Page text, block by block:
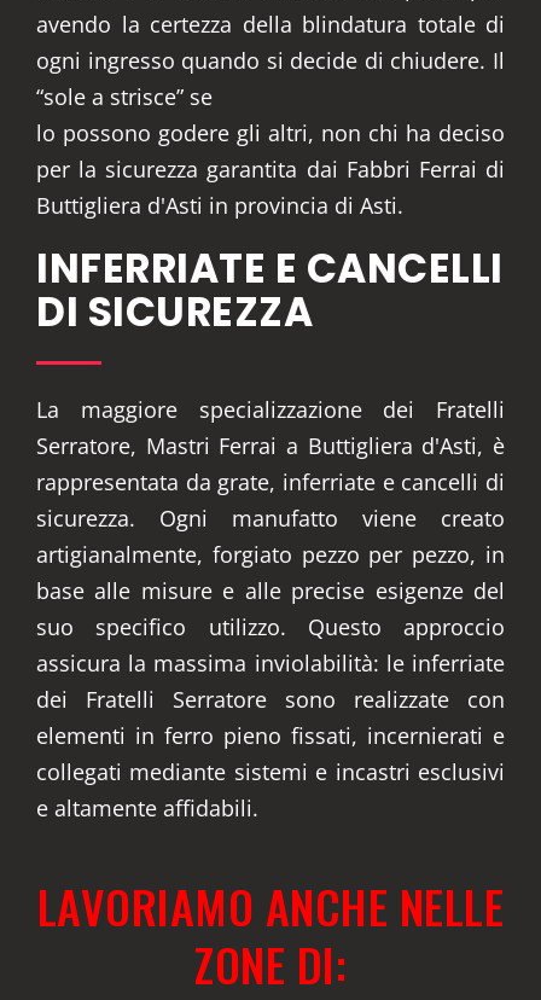
avendo la certezza della blindatura totale di
ogni ingresso quando si decide di chiudere. Il
“sole a strisce” se
lo possono godere gli altri, non chi ha deciso
per la sicurezza garantita dai Fabbri Ferrai di
Buttigliera d'Asti in provincia di Asti.
INFERRIATE E CANCELLI
DI SICUREZZA
La maggiore specializzazione dei Fratelli
Serratore, Mastri Ferrai a Buttigliera d'Asti, è
rappresentata da grate, inferriate e cancelli di
sicurezza. Ogni manufatto viene creato
artigianalmente, forgiato pezzo per pezzo, in
base alle misure e alle precise esigenze del
suo specifico utilizzo. Questo approccio
assicura la massima inviolabilità: le inferriate
dei Fratelli Serratore sono realizzate con
elementi in ferro pieno fissati, incernierati e
collegati mediante sistemi e incastri esclusivi
e altamente affidabili.
LAVORIAMO ANCHE NELLE
ZONE DI: